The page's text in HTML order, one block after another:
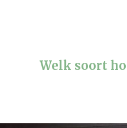
Welk soort